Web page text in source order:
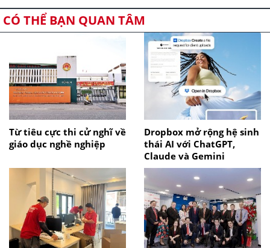
CÓ THỂ BẠN QUAN TÂM
Từ tiêu cực thi cử nghĩ về
giáo dục nghề nghiệp
Dropbox mở rộng hệ sinh
thái AI với ChatGPT,
Claude và Gemini